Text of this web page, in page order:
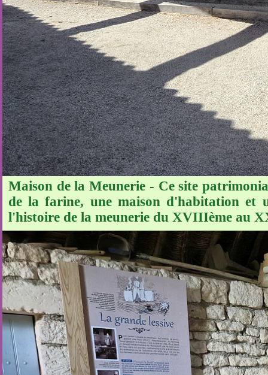
Maison de la Meunerie - Ce site
de la farine, une maison d'habitation et
l'histoire de la meunerie du XVIIIème au